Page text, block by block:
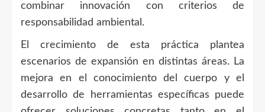
combinar innovación con criterios de
responsabilidad ambiental.
El crecimiento de esta práctica plantea
escenarios de expansión en distintas áreas. La
mejora en el conocimiento del cuerpo y el
desarrollo de herramientas específicas puede